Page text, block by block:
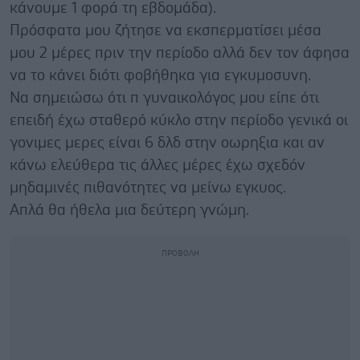
κάνουμε 1 φορά τη εβδομάδα).
Πρόσφατα μου ζήτησε να εκσπερματίσει μέσα
μου 2 μέρες πριν την περίοδο αλλά δεν τον άφησα
να το κάνει διότι φοβήθηκα για εγκυμοσυνη.
Να σημειώσω ότι π γυναικολόγος μου είπε ότι
επειδή έχω σταθερό κύκλο στην περίοδο γενικά οι
γονιμες μερες είναι 6 δλδ στην οωρηξια και αν
κάνω ελεύθερα τις άλλες μέρες έχω σχεδόν
μηδαμινές πιθανότητες να μείνω εγκυος.
Απλά θα ήθελα μια δεύτερη γνώμη.